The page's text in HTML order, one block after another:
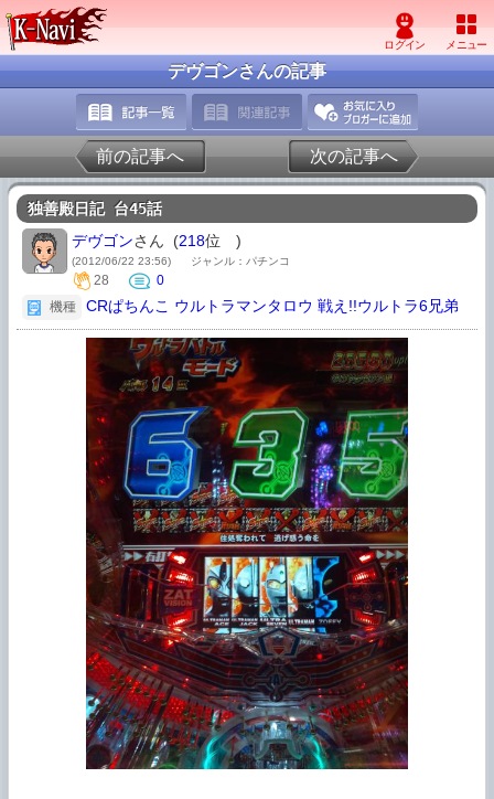
デヴゴンさんの記事
前の記事へ 次の記事へ
独善殿日記 台45話
デヴゴンさん (218位 )
(2012/06/22 23:56) ジャンル：パチンコ
28
0
機種
CRぱちんこ ウルトラマンタロウ 戦え!!ウルトラ6兄弟